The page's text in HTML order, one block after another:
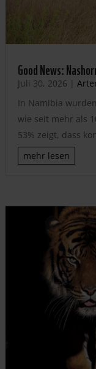
Good News:
Juli 30, 2026 |
In Namibia
wie seit mehr als
53% zeigt, dass
mehr lesen